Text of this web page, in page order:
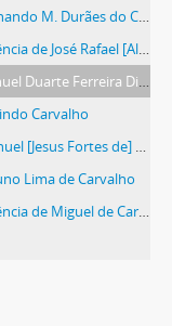
M. Durães do Carmo
Rafael [Alves] Pinto Carmona
Ferreira Dias Carvalheiro
Carvalho
Fortes de] Carvalho
Lima de Carvalho
de Miguel de Carvalho